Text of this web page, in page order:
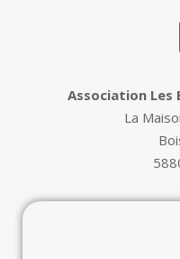
Association Les
La